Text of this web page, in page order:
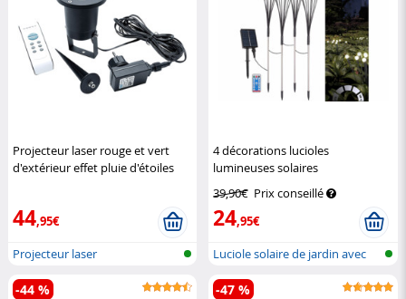
Projecteur laser rouge et vert
d'extérieur effet pluie d'étoiles
44,95€
Projecteur laser
4 décorations lucioles
lumineuses solaires
Lunartec
39,90€ Prix conseillé
24,95€
Luciole solaire de jardin avec
télé...
-44 % -47 %